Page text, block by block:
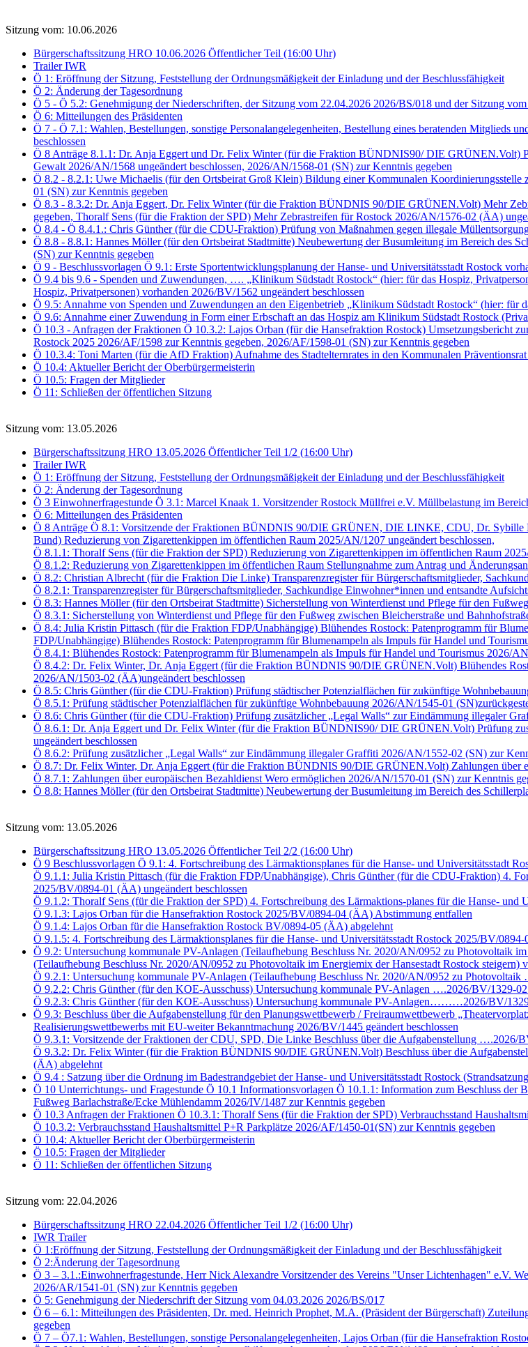
Sitzung vom: 10.06.2026
Bürgerschaftssitzung HRO 10.06.2026 Öffentlicher Teil (16:00 Uhr)
Trailer IWR
Ö 1: Eröffnung der Sitzung, Feststellung der Ordnungsmäßigkeit der Einladung und der Beschlussfähigkeit
Ö 2: Änderung der Tagesordnung
Ö 5 - Ö 5.2: Genehmigung der Niederschriften, der Sitzung vom 22.04.2026 2026/BS/018 und der Sitzung
Ö 6: Mitteilungen des Präsidenten
Ö 7 - Ö 7.1: Wahlen, Bestellungen, sonstige Personalangelegenheiten, Bestellung eines beratenden Mitglieds
beschlossen
Ö 8 Anträge 8.1.1: Dr. Anja Eggert und Dr. Felix Winter (für die Fraktion BÜNDNIS90/ DIE GRÜNEN.Volt)
Gewalt 2026/AN/1568 ungeändert beschlossen, 2026/AN/1568-01 (SN) zur Kenntnis gegeben
Ö 8.2 - 8.2.1: Uwe Michaelis (für den Ortsbeirat Groß Klein) Bildung einer Kommunalen
01 (SN) zur Kenntnis gegeben
Ö 8.3 - 8.3.2: Dr. Anja Eggert, Dr. Felix Winter (für die Fraktion BÜNDNIS 90/DIE GRÜNEN.Volt) Mehr
gegeben, Thoralf Sens (für die Fraktion der SPD) Mehr Zebrastreifen für Rostock 2026/AN/1576-02 (ÄA)
Ö 8.4 - Ö 8.4.1.: Chris Günther (für die CDU-Fraktion) Prüfung von Maßnahmen gegen illegale
Ö 8.8 - 8.8.1: Hannes Möller (für den Ortsbeirat Stadtmitte) Neubewertung der Busumleitung im Bereich des
(SN) zur Kenntnis gegeben
Ö 9 - Beschlussvorlagen Ö 9.1: Erste Sportentwicklungsplanung der Hanse- und Universitätsstadt Rostock
Ö 9.4 bis 9.6 - Spenden und Zuwendungen, …. „Klinikum Südstadt Rostock“ (hier: für das Hospiz,
Hospiz, Privatpersonen) vorhanden 2026/BV/1562 ungeändert beschlossen
Ö 9.5: Annahme von Spenden und Zuwendungen an den Eigenbetrieb „Klinikum Südstadt Rostock“ (hier:
Ö 9.6: Annahme einer Zuwendung in Form einer Erbschaft an das Hospiz am Klinikum Südstadt Rostock
Ö 10.3 - Anfragen der Fraktionen Ö 10.3.2: Lajos Orban (für die Hansefraktion Rostock) Umsetzungsbericht
Rostock 2025 2026/AF/1598 zur Kenntnis gegeben, 2026/AF/1598-01 (SN) zur Kenntnis gegeben
Ö 10.3.4: Toni Marten (für die AfD Fraktion) Aufnahme des Stadtelternrates in den Kommunalen
Ö 10.4: Aktueller Bericht der Oberbürgermeisterin
Ö 10.5: Fragen der Mitglieder
Ö 11: Schließen der öffentlichen Sitzung
Sitzung vom: 13.05.2026
Bürgerschaftssitzung HRO 13.05.2026 Öffentlicher Teil 1/2 (16:00 Uhr)
Trailer IWR
Ö 1: Eröffnung der Sitzung, Feststellung der Ordnungsmäßigkeit der Einladung und der Beschlussfähigkeit
Ö 2: Änderung der Tagesordnung
Ö 3 Einwohnerfragestunde Ö 3.1: Marcel Knaak 1. Vorsitzender Rostock Müllfrei e.V. Müllbelastung im
Ö 6: Mitteilungen des Präsidenten
Ö 8 Anträge Ö 8.1: Vorsitzende der Fraktionen BÜNDNIS 90/DIE GRÜNEN, DIE LINKE, CDU, Dr. Sybille
Bund) Reduzierung von Zigarettenkippen im öffentlichen Raum 2025/AN/1207 ungeändert beschlossen,
Ö 8.1.1: Thoralf Sens (für die Fraktion der SPD) Reduzierung von Zigarettenkippen im öffentlichen Raum
Ö 8.1.2: Reduzierung von Zigarettenkippen im öffentlichen Raum Stellungnahme zum Antrag und
Ö 8.2: Christian Albrecht (für die Fraktion Die Linke) Transparenzregister für Bürgerschaftsmitglieder,
Ö 8.2.1: Transparenzregister für Bürgerschaftsmitglieder, Sachkundige Einwohner*innen und entsandte
Ö 8.3: Hannes Möller (für den Ortsbeirat Stadtmitte) Sicherstellung von Winterdienst und Pflege für den
Ö 8.3.1: Sicherstellung von Winterdienst und Pflege für den Fußweg zwischen Bleicherstraße und
Ö 8.4: Julia Kristin Pittasch (für die Fraktion FDP/Unabhängige) Blühendes Rostock: Patenprogramm für
FDP/Unabhängige) Blühendes Rostock: Patenprogramm für Blumenampeln als Impuls für Handel und
Ö 8.4.1: Blühendes Rostock: Patenprogramm für Blumenampeln als Impuls für Handel und Tourismus 2026/
Ö 8.4.2: Dr. Felix Winter, Dr. Anja Eggert (für die Fraktion BÜNDNIS 90/DIE GRÜNEN.Volt) Blühendes
2026/AN/1503-02 (ÄA)ungeändert beschlossen
Ö 8.5: Chris Günther (für die CDU-Fraktion) Prüfung städtischer Potenzialflächen für zukünftige
Ö 8.5.1: Prüfung städtischer Potenzialflächen für zukünftige Wohnbebauung 2026/AN/1545-01
Ö 8.6: Chris Günther (für die CDU-Fraktion) Prüfung zusätzlicher „Legal Walls“ zur Eindämmung illegaler
Ö 8.6.1: Dr. Anja Eggert und Dr. Felix Winter (für die Fraktion BÜNDNIS90/ DIE GRÜNEN.Volt) Prüfung
ungeändert beschlossen
Ö 8.6.2: Prüfung zusätzlicher „Legal Walls“ zur Eindämmung illegaler Graffiti 2026/AN/1552-02 (SN) zur
Ö 8.7: Dr. Felix Winter, Dr. Anja Eggert (für die Fraktion BÜNDNIS 90/DIE GRÜNEN.Volt) Zahlungen über
Ö 8.7.1: Zahlungen über europäischen Bezahldienst Wero ermöglichen 2026/AN/1570-01 (SN) zur Kenntnis
Ö 8.8: Hannes Möller (für den Ortsbeirat Stadtmitte) Neubewertung der Busumleitung im Bereich des
Sitzung vom: 13.05.2026
Bürgerschaftssitzung HRO 13.05.2026 Öffentlicher Teil 2/2 (16:00 Uhr)
Ö 9 Beschlussvorlagen Ö 9.1: 4. Fortschreibung des Lärmaktionsplanes für die Hanse- und Universitätsstadt
Ö 9.1.1: Julia Kristin Pittasch (für die Fraktion FDP/Unabhängige), Chris Günther (für die CDU-Fraktion) 4.
2025/BV/0894-01 (ÄA) ungeändert beschlossen
Ö 9.1.2: Thoralf Sens (für die Fraktion der SPD) 4. Fortschreibung des Lärmaktions-planes für die Hanse-
Ö 9.1.3: Lajos Orban für die Hansefraktion Rostock 2025/BV/0894-04 (ÄA) Abstimmung entfallen
Ö 9.1.4: Lajos Orban für die Hansefraktion Rostock BV/0894-05 (ÄA) abgelehnt
Ö 9.1.5: 4. Fortschreibung des Lärmaktionsplanes für die Hanse- und Universitätsstadt Rostock 2025/BV/
Ö 9.2: Untersuchung kommunale PV-Anlagen (Teilaufhebung Beschluss Nr. 2020/AN/0952 zu Photovoltaik
(Teilaufhebung Beschluss Nr. 2020/AN/0952 zu Photovoltaik im Energiemix der Hansestadt Rostock steigern)
Ö 9.2.1: Untersuchung kommunale PV-Anlagen (Teilaufhebung Beschluss Nr. 2020/AN/0952 zu
Ö 9.2.2: Chris Günther (für den KOE-Ausschuss) Untersuchung kommunale PV-Anlagen ….2026/BV/1329-02
Ö 9.2.3: Chris Günther (für den KOE-Ausschuss) Untersuchung kommunale PV-Anlagen………2026/BV/
Ö 9.3: Beschluss über die Aufgabenstellung für den Planungswettbewerb / Freiraumwettbewerb
Realisierungswettbewerbs mit EU-weiter Bekanntmachung 2026/BV/1445 geändert beschlossen
Ö 9.3.1: Vorsitzende der Fraktionen der CDU, SPD, Die Linke Beschluss über die Aufgabenstellung ….2026/
Ö 9.3.2: Dr. Felix Winter (für die Fraktion BÜNDNIS 90/DIE GRÜNEN.Volt) Beschluss über die
(ÄA) abgelehnt
Ö 9.4 : Satzung über die Ordnung im Badestrandgebiet der Hanse- und Universitätsstadt Rostock
Ö 10 Unterrichtungs- und Fragestunde Ö 10.1 Informationsvorlagen Ö 10.1.1: Information zum Beschluss
Fußweg Barlachstraße/Ecke Mühlendamm 2026/IV/1487 zur Kenntnis gegeben
Ö 10.3 Anfragen der Fraktionen Ö 10.3.1: Thoralf Sens (für die Fraktion der SPD) Verbrauchsstand
Ö 10.3.2: Verbrauchsstand Haushaltsmittel P+R Parkplätze 2026/AF/1450-01(SN) zur Kenntnis gegeben
Ö 10.4: Aktueller Bericht der Oberbürgermeisterin
Ö 10.5: Fragen der Mitglieder
Ö 11: Schließen der öffentlichen Sitzung
Sitzung vom: 22.04.2026
Bürgerschaftssitzung HRO 22.04.2026 Öffentlicher Teil 1/2 (16:00 Uhr)
IWR Trailer
Ö 1:Eröffnung der Sitzung, Feststellung der Ordnungsmäßigkeit der Einladung und der Beschlussfähigkeit
Ö 2:Änderung der Tagesordnung
Ö 3 – 3.1.:Einwohnerfragestunde, Herr Nick Alexandre Vorsitzender des Vereins "Unser Lichtenhagen" e.V.
2026/AR/1541-01 (SN) zur Kenntnis gegeben
Ö 5: Genehmigung der Niederschrift der Sitzung vom 04.03.2026 2026/BS/017
Ö 6 – 6.1: Mitteilungen des Präsidenten, Dr. med. Heinrich Prophet, M.A. (Präsident der Bürgerschaft)
gegeben
Ö 7 – Ö7.1: Wahlen, Bestellungen, sonstige Personalangelegenheiten, Lajos Orban (für die Hansefraktion